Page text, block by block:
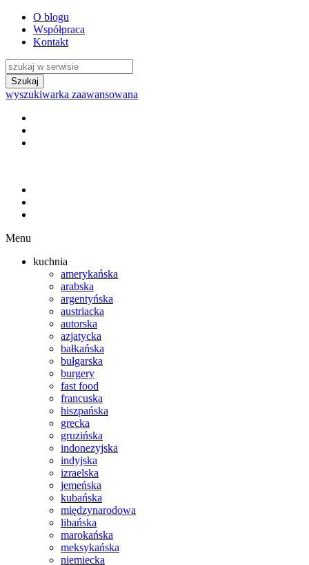
O blogu
Współpraca
Kontakt
wyszukiwarka zaawansowana
Menu
kuchnia
amerykańska
arabska
argentyńska
austriacka
autorska
azjatycka
bałkańska
bułgarska
burgery
fast food
francuska
hiszpańska
grecka
gruzińska
indonezyjska
indyjska
izraelska
jemeńska
kubańska
międzynarodowa
libańska
marokańska
meksykańska
niemiecka